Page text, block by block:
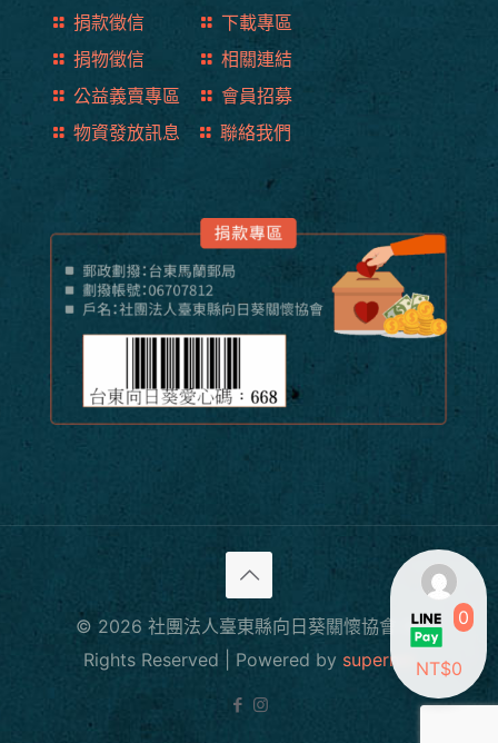
捐款徵信
下載專區
捐物徵信
相關連結
公益義賣專區
會員招募
物資發放訊息
聯絡我們
0
NT$0
© 2026 社團法人臺東縣向日葵關懷協會 All
Rights Reserved | Powered by supernet